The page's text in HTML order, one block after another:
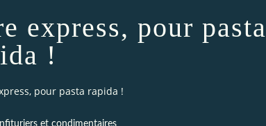
express, pour pasta
!
pour pasta rapida !
et condimentaires